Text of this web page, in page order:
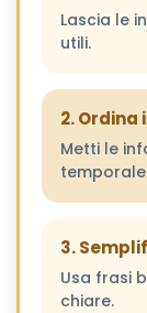
Lascia le
utili.
2.
Metti le
3.
Usa frasi
chiare.